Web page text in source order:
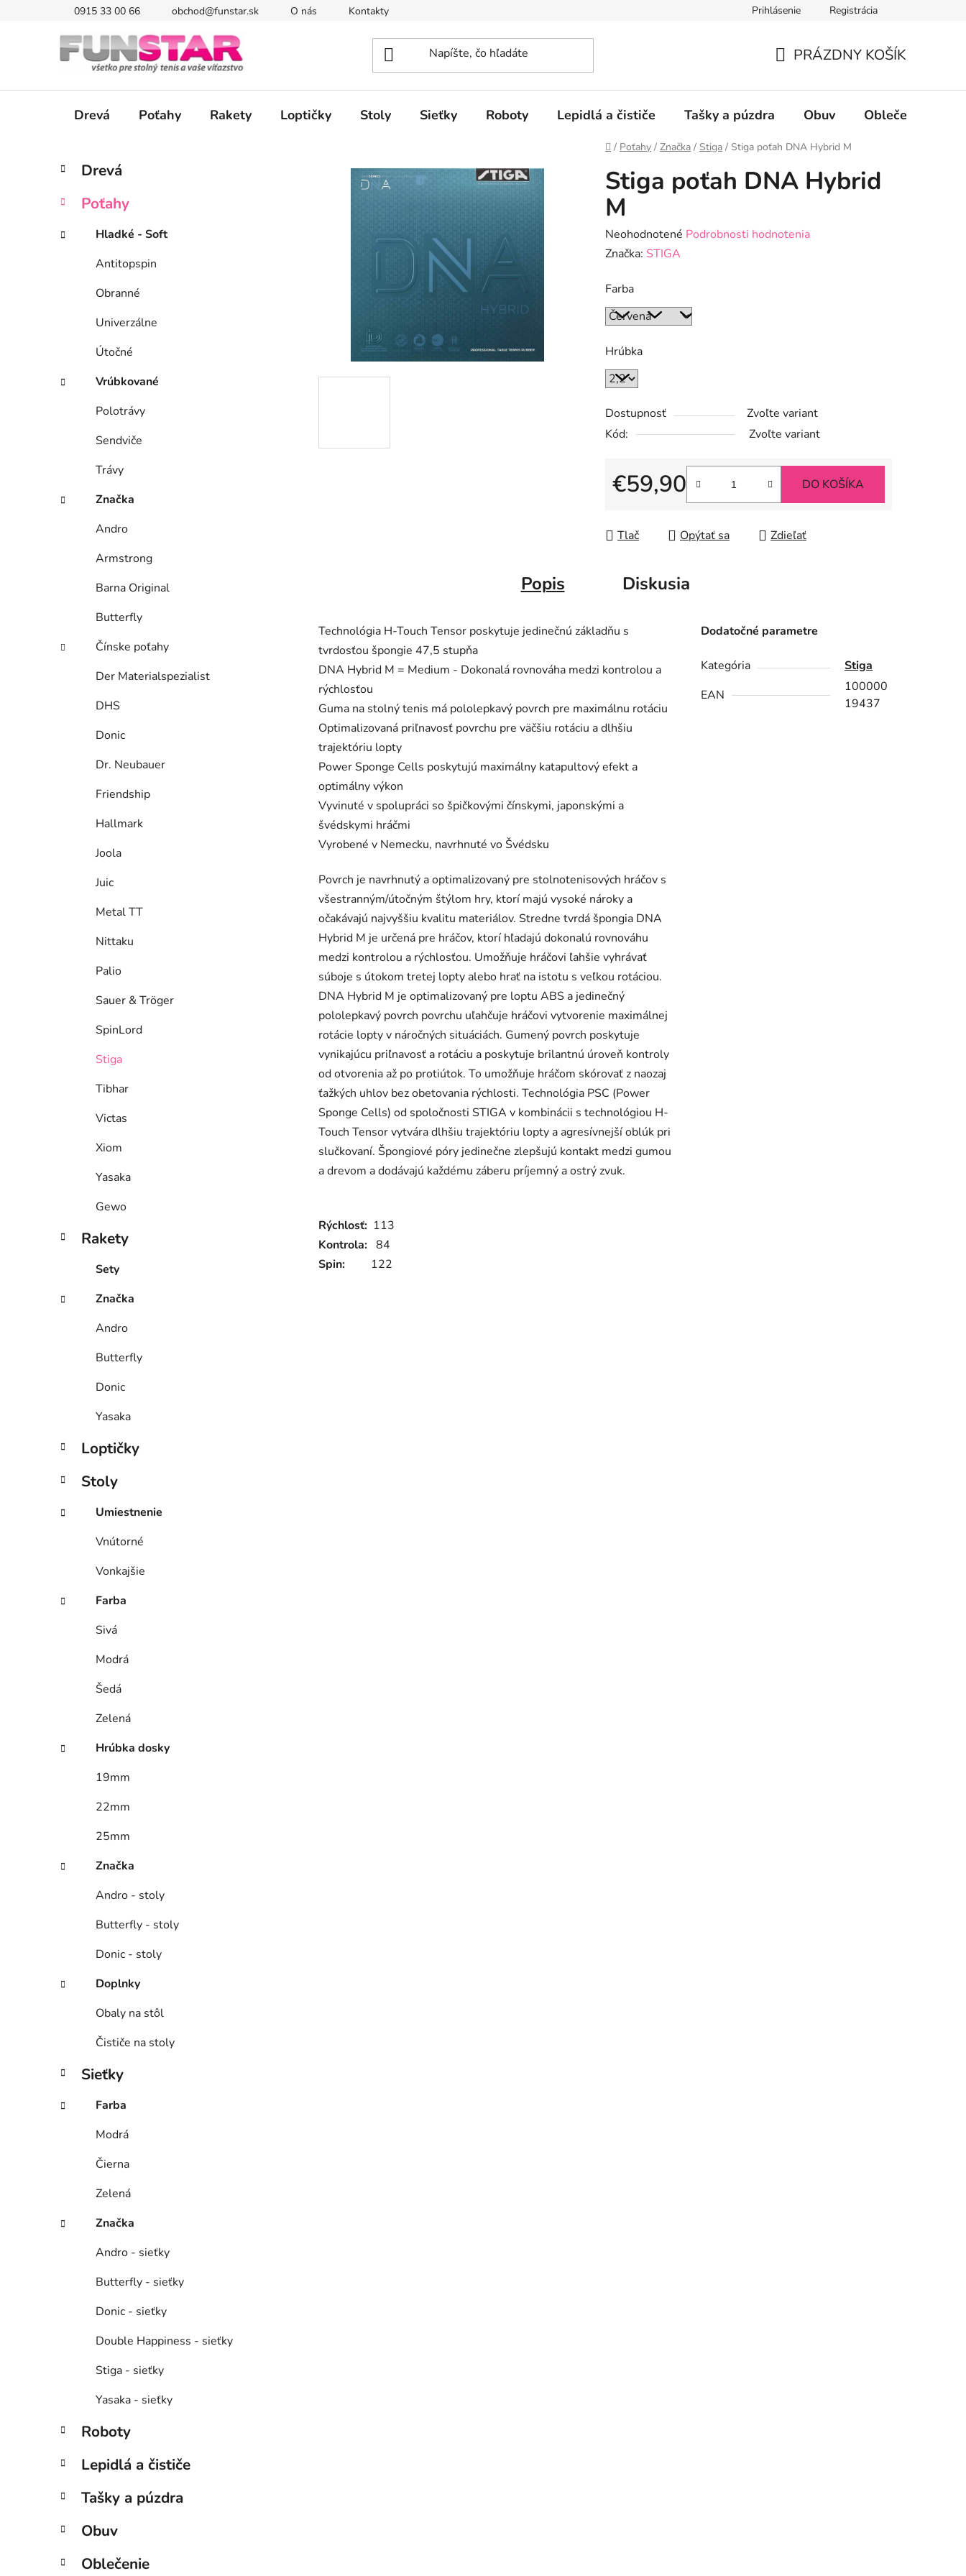
0915 33 00 66 obchod@funstar.sk O nás Kontakty Prihlásenie Registrácia
KOŠÍK
PRÁZDNY KOŠÍK
Drevá Poťahy Rakety Loptičky Stoly Sieťky Roboty Lepidlá a čističe Tašky a púzdra Obuv Oblečenie
Domov
/ Poťahy / Značka / Stiga / Stiga poťah DNA Hybrid M
B
č
ý
Preskočiť
kategórie
K
a
e
ó
Drevá
Poťahy
Hladké - Soft
Antitopspin
Obranné
Univerzálne
Útočné
Vrúbkované
Polotrávy
Sendviče
Trávy
Značka
Andro
Armstrong
Barna Original
Butterfly
Čínske poťahy
Der Materialspezialist
DHS
Donic
Dr. Neubauer
Friendship
Hallmark
Joola
Juic
Metal TT
Nittaku
Palio
Sauer & Tröger
SpinLord
Stiga
Tibhar
Victas
Xiom
Yasaka
Gewo
Rakety
Sety
Značka
Andro
Butterfly
Donic
Yasaka
Loptičky
Stoly
Umiestnenie
Vnútorné
Vonkajšie
Farba
Sivá
Modrá
Šedá
Zelená
Hrúbka dosky
19mm
22mm
25mm
Značka
Andro - stoly
Butterfly - stoly
Donic - stoly
Doplnky
Obaly na stôl
Čističe na stoly
Sieťky
Farba
Modrá
Čierna
Zelená
Značka
Andro - sieťky
Butterfly - sieťky
Donic - sieťky
Double Happiness - sieťky
Stiga - sieťky
Yasaka - sieťky
Roboty
Lepidlá a čističe
Tašky a púzdra
Obuv
Oblečenie
Stiga poťah DNA Hybrid
M
Priemerné
hodnotenie
je
0,0
z
5
hviezdičiek.
Neohodnotené Podrobnosti hodnotenia
Značka: STIGA
Farba
Hrúbka
Dostupnosť
Zvoľte variant
Kód:
Zvoľte variant
€59,90
Jednotková cena:
DO KOŠÍKA
Tlač Opýtať sa Zdieľať
Popis Diskusia
Technológia H-Touch Tensor poskytuje jedinečnú základňu s
tvrdosťou špongie 47,5 stupňa
DNA Hybrid M = Medium - Dokonalá rovnováha medzi kontrolou a
rýchlosťou
Guma na stolný tenis má pololepkavý povrch pre maximálnu rotáciu
Optimalizovaná priľnavosť povrchu pre väčšiu rotáciu a dlhšiu
trajektóriu lopty
Power Sponge Cells poskytujú maximálny katapultový efekt a
optimálny výkon
Vyvinuté v spolupráci so špičkovými čínskymi, japonskými a
švédskymi hráčmi
Vyrobené v Nemecku, navrhnuté vo Švédsku
Povrch je navrhnutý a optimalizovaný pre stolnotenisových hráčov s
všestranným/útočným štýlom hry, ktorí majú vysoké nároky a
očakávajú najvyššiu kvalitu materiálov. Stredne tvrdá špongia DNA
Hybrid M je určená pre hráčov, ktorí hľadajú dokonalú rovnováhu
medzi kontrolou a rýchlosťou. Umožňuje hráčovi ľahšie vyhrávať
súboje s útokom tretej lopty alebo hrať na istotu s veľkou rotáciou.
DNA Hybrid M je optimalizovaný pre loptu ABS a jedinečný
pololepkavý povrch povrchu uľahčuje hráčovi vytvorenie maximálnej
rotácie lopty v náročných situáciách. Gumený povrch poskytuje
vynikajúcu priľnavosť a rotáciu a poskytuje brilantnú úroveň kontroly
od otvorenia až po protiútok. To umožňuje hráčom skórovať z naozaj
ťažkých uhlov bez obetovania rýchlosti. Technológia PSC (Power
Sponge Cells) od spoločnosti STIGA v kombinácii s technológiou H-
Touch Tensor vytvára dlhšiu trajektóriu lopty a agresívnejší oblúk pri
slučkovaní. Špongiové póry jedinečne zlepšujú kontakt medzi gumou
a drevom a dodávajú každému záberu príjemný a ostrý zvuk.
Rýchlosť: 113
Kontrola: 84
Spin:
122
Dodatočné parametre
Kategória
Stiga
EAN
100000
19437